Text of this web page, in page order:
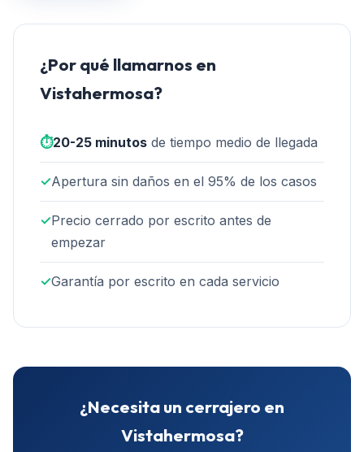
¿Por qué llamarnos en
Vistahermosa?
⏱️20-25 minutos de tiempo medio de llegada
✓Apertura sin daños en el 95% de los casos
✓Precio cerrado por escrito antes de
empezar
✓Garantía por escrito en cada servicio
¿Necesita un cerrajero en
Vistahermosa?